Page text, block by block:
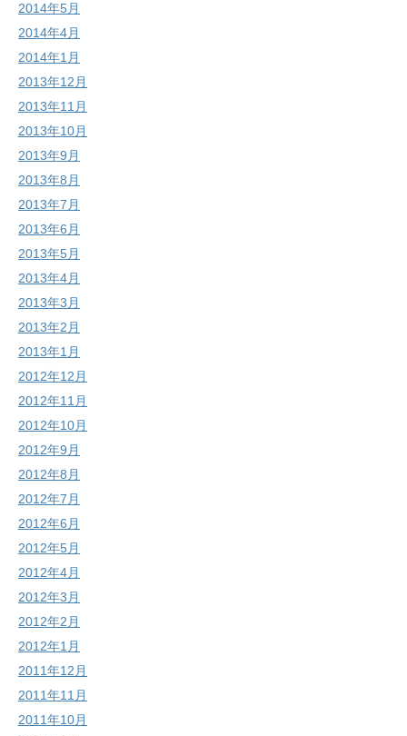
2014年5月
2014年4月
2014年1月
2013年12月
2013年11月
2013年10月
2013年9月
2013年8月
2013年7月
2013年6月
2013年5月
2013年4月
2013年3月
2013年2月
2013年1月
2012年12月
2012年11月
2012年10月
2012年9月
2012年8月
2012年7月
2012年6月
2012年5月
2012年4月
2012年3月
2012年2月
2012年1月
2011年12月
2011年11月
2011年10月